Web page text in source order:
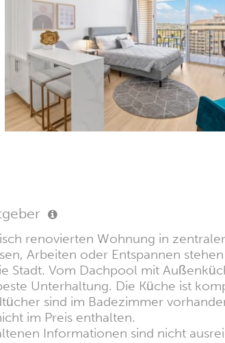
renovierten Wohnung in
Arbeiten oder Entspannen
Stadt. Vom Dachpool mit
Unterhaltung. Die Küche ist
sind im Badezimmer
im Preis enthalten.
Informationen sind nicht